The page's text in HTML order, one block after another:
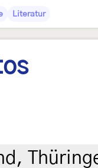
Literatur